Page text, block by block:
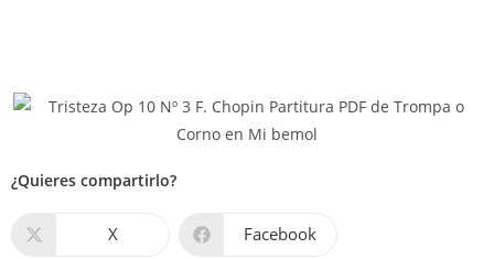
¿Quieres compartirlo?
X Facebook